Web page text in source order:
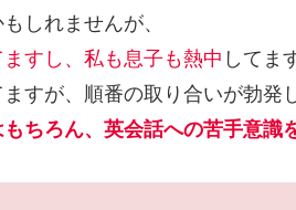
もしれませんが、
すし、私も息子も熱中 してま
すが、順番の取り合いが勃発
ちろん、英会話への苦手意識